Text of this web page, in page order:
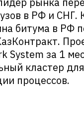
в РФ и СНГ.
битума в РФ
System за 1
кластер для
процессов.